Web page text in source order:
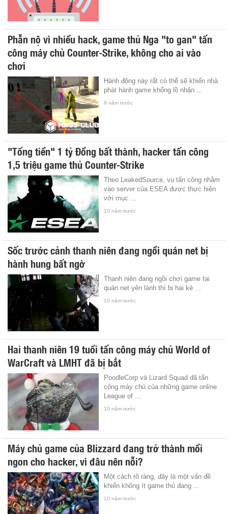
Phẫn nộ vì nhiều hack, game thủ Nga "to gan" tấn
công máy chủ Counter-Strike, không cho ai vào
chơi
Hành động này rất có thể sẽ khiến nhà
phát hành game khổng lồ nhận ...
9 năm trước
"Tống tiền" 1 tỷ Đồng bất thành, hacker tấn công
1,5 triệu game thủ Counter-Strike
Theo LeakedSource, vụ tấn công nhằm
vào server của ESEA được thực hiện
với mục ...
10 năm trước
Sốc trước cảnh thanh niên đang ngồi quán net bị
hành hung bất ngờ
Thanh niên đang ngồi chơi game tại
quán net yên lành thì bị hai kẻ ...
10 năm trước
Hai thanh niên 19 tuổi tấn công máy chủ World of
WarCraft và LMHT đã bị bắt
PoodleCorp và Lizard Squad đã tấn
công máy chủ của những game online
League of ...
10 năm trước
Máy chủ game của Blizzard đang trở thành mồi
ngon cho hacker, vì đâu nên nỗi?
Một cách rõ ràng, đây là một vấn đề
khiến không ít game thủ đang ...
10 năm trước